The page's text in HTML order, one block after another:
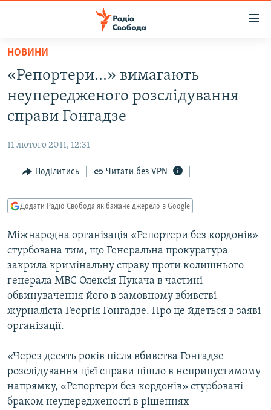
Перейти
основного
матеріалу
Перейти
до
основної
Перейти
до
пошуку
ВСЕ ЗА ДОБУ
СТАТТІ
СУСПІЛЬСТВО
УКРАЇНА
РОСІЙСЬКА «ФІЛЬТРАЦІЯ»
ДОНБАС.РЕАЛІЇ
ТИ ЯК?
СХЕМИ
КИТАЙ.ВИКЛИКИ
МУЛЬТИМЕДІА
ФОТО
СПЕЦПРОЄКТИ
КРИМ РЕАЛІЇ
РУС
НОВИНИ
«Репортери...» вимагають
неупередженого розслідування
справи Гонгадзе
11 лютого 2011, 12:31
Поділитись Читати без VPN
Додати Радіо Свобода як бажане джерело в Google
Міжнародна організація «Репортери без кордонів»
стурбована тим, що Генеральна прокуратура
закрила кримінальну справу проти колишнього
генерала МВС Олексія Пукача в частині
обвинувачення його в замовному вбивстві
журналіста Георгія Гонгадзе. Про це йдеться в заяві
організації.
«Через десять років після вбивства Гонгадзе
розслідування цієї справи пішло в неприпустимому
напрямку, «Репортери без кордонів» стурбовані
браком неупередженості в рішеннях